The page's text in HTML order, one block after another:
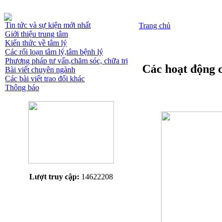
Tin tức và sự kiện mới nhất
Giới thiệu trung tâm
Kiến thức về tâm lý
Các rối loạn tâm lý,tâm bệnh lý
Phương pháp tư vấn,chăm sóc, chữa trị
Bài viết chuyên ngành
Các bài viết trao đổi khác
Thông báo
Lượt truy cập: 14622208
Trang chủ
Các hoạt động